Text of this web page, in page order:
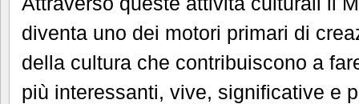
diventa uno dei motori primari di
della cultura che contribuiscono a
più interessanti, vive, significative e